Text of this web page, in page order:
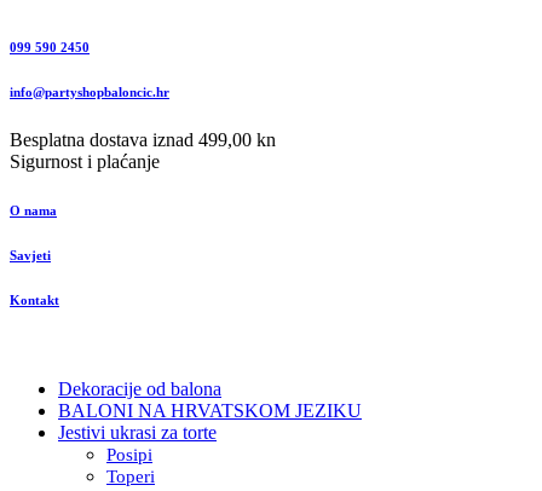
099 590 2450
info@partyshopbaloncic.hr
Besplatna dostava iznad 499,00 kn
Sigurnost i plaćanje
O nama
Savjeti
Kontakt
Dekoracije od balona
BALONI NA HRVATSKOM JEZIKU
Jestivi ukrasi za torte
Posipi
Toperi